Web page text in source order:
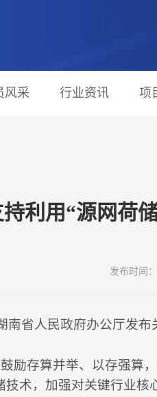
风采 行业资讯 项
利用“源网荷
发布时间
省人民政府办公厅发布
存算并举、以存强算
技术，加强对关键行业